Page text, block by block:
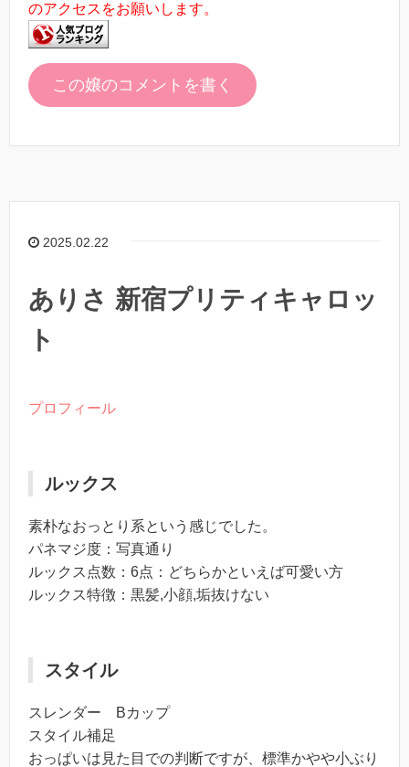
のアクセスをお願いします。
この嬢のコメントを書く
2025.02.22
ありさ 新宿プリティキャロッ
ト
プロフィール
ルックス
素朴なおっとり系という感じでした。
パネマジ度：写真通り
ルックス点数：6点：どちらかといえば可愛い方
ルックス特徴：黒髪,小顔,垢抜けない
スタイル
スレンダー Bカップ
スタイル補足
おっぱいは見た目での判断ですが、標準かやや小ぶり